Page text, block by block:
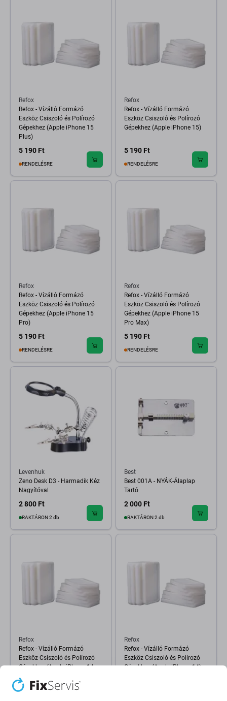
Refox
Refox - Vízálló Formázó
Eszköz Csiszoló és Polírozó
Gépekhez (Apple iPhone 15
Plus)
5 190 Ft
RENDELÉSRE
Refox
Refox - Vízálló Formázó
Eszköz Csiszoló és Polírozó
Gépekhez (Apple iPhone 15)
5 190 Ft
RENDELÉSRE
Refox
Refox - Vízálló Formázó
Eszköz Csiszoló és Polírozó
Gépekhez (Apple iPhone 15
Pro)
5 190 Ft
RENDELÉSRE
Refox
Refox - Vízálló Formázó
Eszköz Csiszoló és Polírozó
Gépekhez (Apple iPhone 15
Pro Max)
5 190 Ft
RENDELÉSRE
Levenhuk
Zeno Desk D3 - Harmadik Kéz
Nagyítóval
2 800 Ft
RAKTÁRON 2 db
Best
Best 001A - NYÁK-Álaplap
Tartó
2 000 Ft
RAKTÁRON 2 db
Refox
Refox - Vízálló Formázó
Eszköz Csiszoló és Polírozó
Gépekhez (Apple iPhone 14
Pro)
5 190 Ft
Refox
Refox - Vízálló Formázó
Eszköz Csiszoló és Polírozó
Gépekhez (Apple iPhone 14)